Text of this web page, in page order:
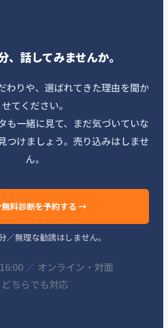
、話してみませんか。
わりや、選ばれてきた理由を聞か
せてください。
も一緒に見て、まだ気づいていな
つけましょう。売り込みはしませ
ん。
料診断を予約する →
／無理な勧誘はしません。
／ オンライン・対面
どちらでも対応